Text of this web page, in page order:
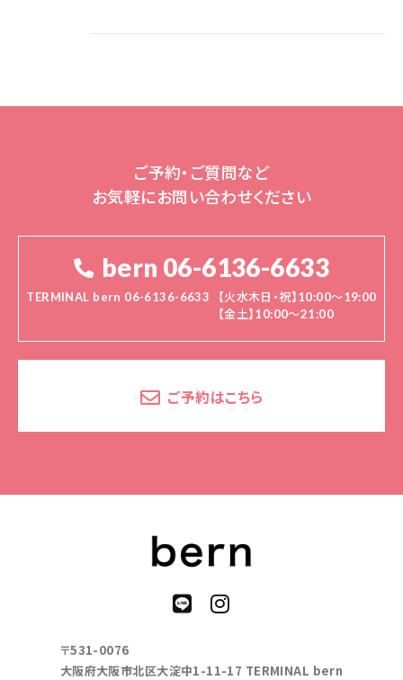
ご予約・ご質問など
お気軽にお問い合わせください
bern 06-6136-6633
TERMINAL bern 06-6136-6633
【火水木日・祝】10:00～19:00
【金土】10:00〜21:00
ご予約はこちら
〒531-0076
大阪府大阪市北区大淀中1-11-17 TERMINAL bern